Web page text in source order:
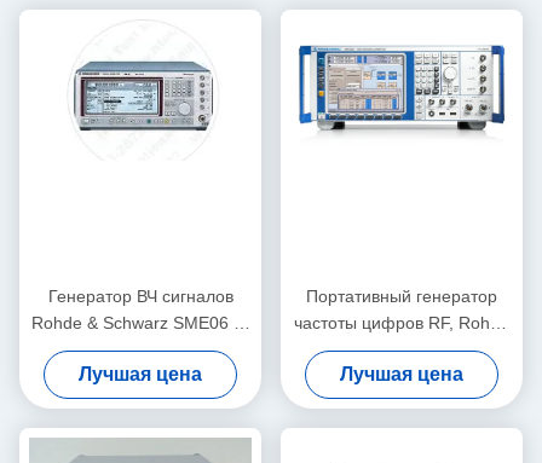
Генератор ВЧ сигналов
Rohde & Schwarz SME06 от
5 кГц до 6 ГГц в
настольном исполнении с
цифровой модуляцией
Лучшая цена
Портативный генератор
частоты цифров RF, Rohde
и Schwarz SMU200A
Лучшая цена